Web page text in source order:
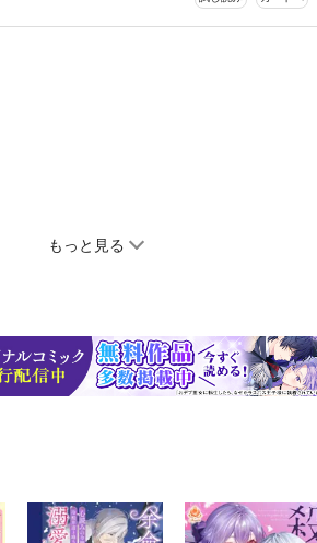
もっと見る